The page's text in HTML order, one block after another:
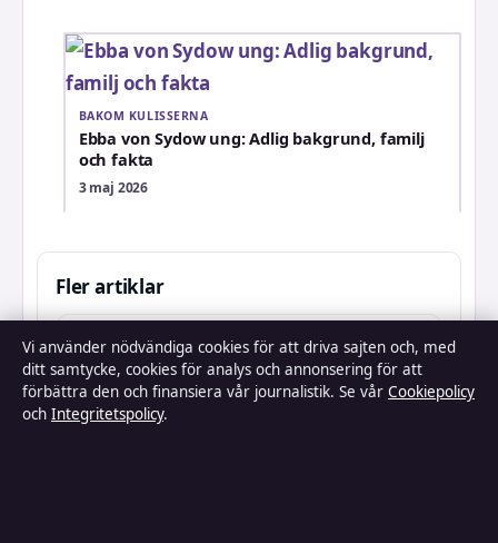
BAKOM KULISSERNA
Ebba von Sydow ung: Adlig bakgrund, familj
och fakta
3 maj 2026
Fler artiklar
Statistik Man Utd mot Arsenal FC –
segrar, rekord & H2H
Vi använder nödvändiga cookies för att driva sajten och, med
ditt samtycke, cookies för analys och annonsering för att
förbättra den och finansiera vår journalistik. Se vår Cookiepolicy
och Integritetspolicy.